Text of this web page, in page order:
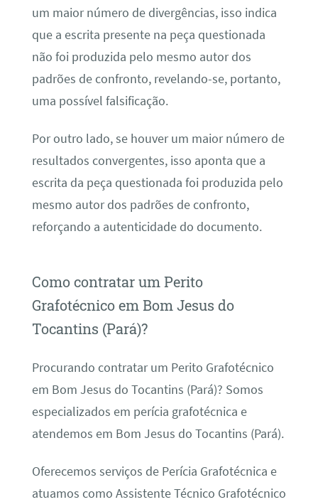
um maior número de divergências, isso indica
que a escrita presente na peça questionada
não foi produzida pelo mesmo autor dos
padrões de confronto, revelando-se, portanto,
uma possível falsificação.
Por outro lado, se houver um maior número de
resultados convergentes, isso aponta que a
escrita da peça questionada foi produzida pelo
mesmo autor dos padrões de confronto,
reforçando a autenticidade do documento.
Como contratar um Perito
Grafotécnico em Bom Jesus do
Tocantins (Pará)?
Procurando contratar um Perito Grafotécnico
em Bom Jesus do Tocantins (Pará)? Somos
especializados em perícia grafotécnica e
atendemos em Bom Jesus do Tocantins (Pará).
Oferecemos serviços de Perícia Grafotécnica e
atuamos como Assistente Técnico Grafotécnico